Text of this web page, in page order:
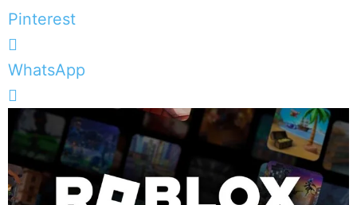
Pinterest
WhatsApp